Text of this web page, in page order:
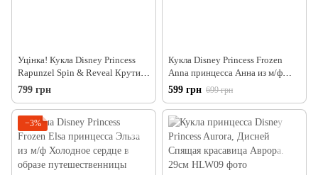
Уцінка! Кукла Disney Princess
Rapunzel Spin & Reveal Крути и
прояви Рапунцель с 11
сюрпризами
799 грн
Кукла Disney Princess Frozen
Anna принцесса Анна из м/ф
Ледяное сердце в образе
путешественницы
599 грн 699 грн
−3%